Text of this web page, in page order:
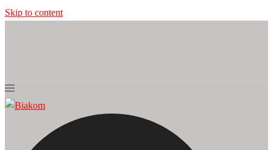
Skip to content